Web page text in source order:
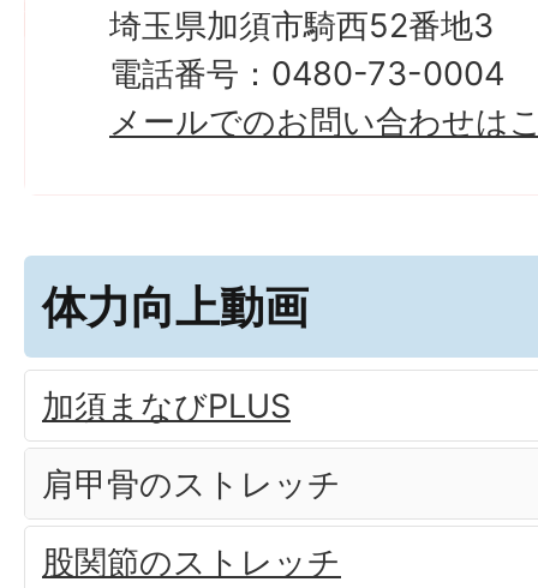
埼玉県加須市騎西52番地3
電話番号：0480-73-0004
メールでのお問い合わせは
体力向上動画
加須まなびPLUS
肩甲骨のストレッチ
股関節のストレッチ